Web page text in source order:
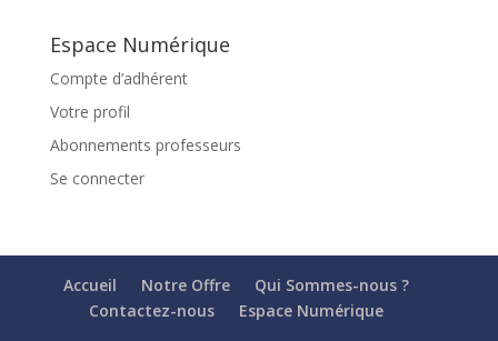
Espace Numérique
Compte d’adhérent
Votre profil
Abonnements professeurs
Se connecter
Accueil Notre Offre
Qui Sommes-nous ?
Contactez-nous
Espace Numérique